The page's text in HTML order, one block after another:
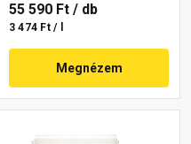
55 590 Ft / db
3 474 Ft / l
Megnézem